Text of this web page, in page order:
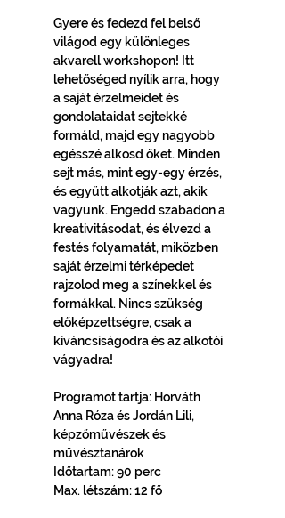
Gyere és fedezd fel belső
világod egy különleges
akvarell workshopon! Itt
lehetőséged nyílik arra, hogy
a saját érzelmeidet és
gondolataidat sejtekké
formáld, majd egy nagyobb
egésszé alkosd őket. Minden
sejt más, mint egy-egy érzés,
és együtt alkotják azt, akik
vagyunk. Engedd szabadon a
kreativitásodat, és élvezd a
festés folyamatát, miközben
saját érzelmi térképedet
rajzolod meg a színekkel és
formákkal. Nincs szükség
előképzettségre, csak a
kíváncsiságodra és az alkotói
vágyadra!
Programot tartja: Horváth
Anna Róza és Jordán Lili,
képzőművészek és
művésztanárok
Időtartam: 90 perc
Max. létszám: 12 fő